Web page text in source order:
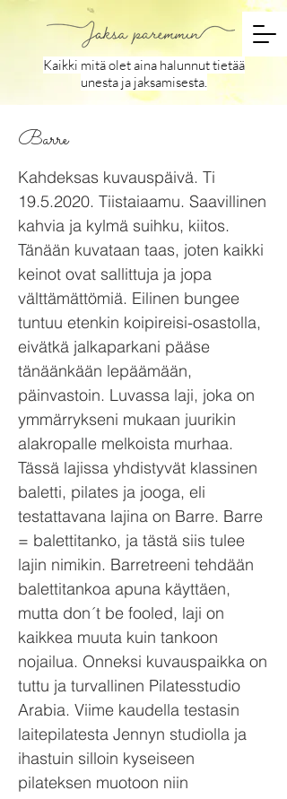
Kaikki mitä olet aina halunnut tietää
unesta ja jaksamisesta.
Barre
Kahdeksas kuvauspäivä. Ti
19.5.2020. Tiistaiaamu. Saavillinen
kahvia ja kylmä suihku, kiitos.
Tänään kuvataan taas, joten kaikki
keinot ovat sallittuja ja jopa
välttämättömiä. Eilinen bungee
tuntuu etenkin koipireisi-osastolla,
eivätkä jalkaparkani pääse
tänäänkään lepäämään,
päinvastoin. Luvassa laji, joka on
ymmärrykseni mukaan juurikin
alakropalle melkoista murhaa.
Tässä lajissa yhdistyvät klassinen
baletti, pilates ja jooga, eli
testattavana lajina on Barre. Barre
= balettitanko, ja tästä siis tulee
lajin nimikin. Barretreeni tehdään
balettitankoa apuna käyttäen,
mutta don´t be fooled, laji on
kaikkea muuta kuin tankoon
nojailua. Onneksi kuvauspaikka on
tuttu ja turvallinen Pilatesstudio
Arabia. Viime kaudella testasin
laitepilatesta Jennyn studiolla ja
ihastuin silloin kyseiseen
pilateksen muotoon niin